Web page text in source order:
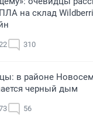
на склад
310
в районе
черный дым
56